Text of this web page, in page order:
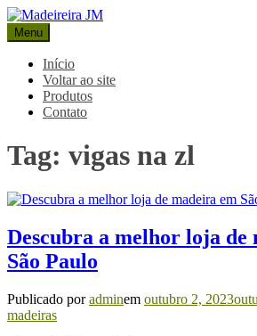
Pular
para
o
conteúdo
Madeireira JM
Blog Madeireira JM
Menu
Início
Voltar ao site
Produtos
Contato
Tag: vigas na zl
Descubra a melhor loja de
São Paulo
Publicado poradminem outubro 2, 2023
madeiras